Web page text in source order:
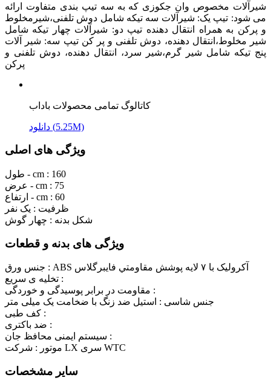
شيرآلات مخصوص وان جکوزی که به سه تيپ بندی متفاوت ارائه
می شود: تيپ يک: شيرآلات سه تيکه شامل دوش تلفنی،شيرمخلوط
و پرکن به همراه انتقال دهنده تيپ دو: شيرآلات چهار تيکه شامل
شير مخلوط،انتقال دهنده، دوش تلفنی و پر کن تيپ سه: شير آلات
پنج تيکه شامل شير گرم،شير سرد، انتقال دهنده، دوش تلفنی و
پرکن
کاتالوگ تمامی محصولات باداب
دانلود (5.25M)
ویژگی های اصلی
طول - cm : 160
عرض - cm : 75
ارتفاع - cm : 60
ظرفیت : یک نفر
شکل بدنه : چهار گوش
ویژگی های بدنه و قطعات
جنس ورق :
ABS آکرولیک با ٧ لايه پوشش مقاومتي فايبرگلاس
تخلیه ی سریع :
مقاومت در برابر پوسیدگی و خوردگی :
جنس شاسی : استیل ضد زنگ با ضخامت یک میلی متر
کف طبی :
ضد باکتری :
سیستم ایمنی محافظ جان :
موتور :
شرکت LX سری WTC
سایر مشخصات